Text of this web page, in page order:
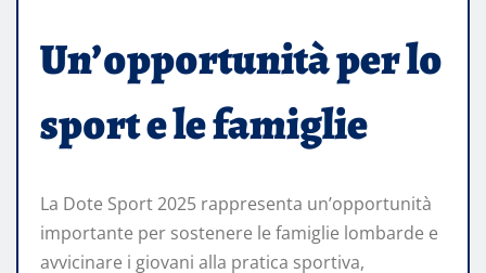
Un’opportunità per lo
sport e le famiglie
La Dote Sport 2025 rappresenta un’opportunità
importante per sostenere le famiglie lombarde e
avvicinare i giovani alla pratica sportiva,